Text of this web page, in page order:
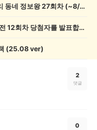
💸 전원 2,000캐시 지급! 우리 동네 정보왕 27회차 (~8/10)
💰[당첨자 발표] 우리 동네 썰전 12회차 당첨자를 발표합니다!
(25.08 ver)
2
댓글
0